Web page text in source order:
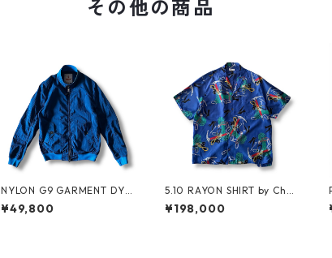
その他の商品
NYLON G9 GARMENT DYE
by BARACUTA
¥49,800
5.10 RAYON SHIRT by Chou
inard Equipment
¥198,000